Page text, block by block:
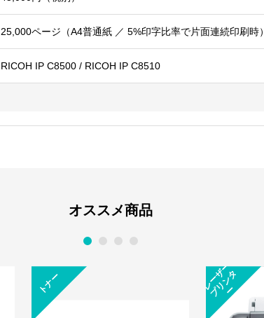
25,000ページ（A4普通紙 ／ 5%印字比率で片面連続印刷時）
RICOH IP C8500 / RICOH IP C8510
オススメ商品
トナー レ
ー
ザ
ー
プ
リ
ン
タ
ー
1 2 3 4